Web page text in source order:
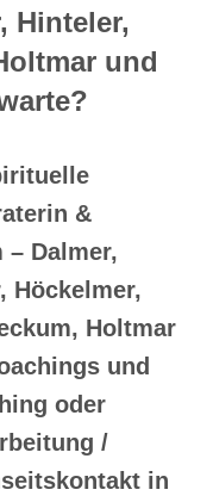
Hinteler,
und
&
– Dalmer,
Höckelmer,
Holtmar
und
oder
/
in